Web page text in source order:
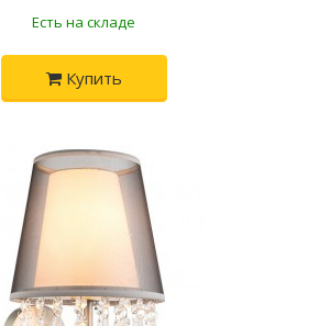
Есть на складе
Купить